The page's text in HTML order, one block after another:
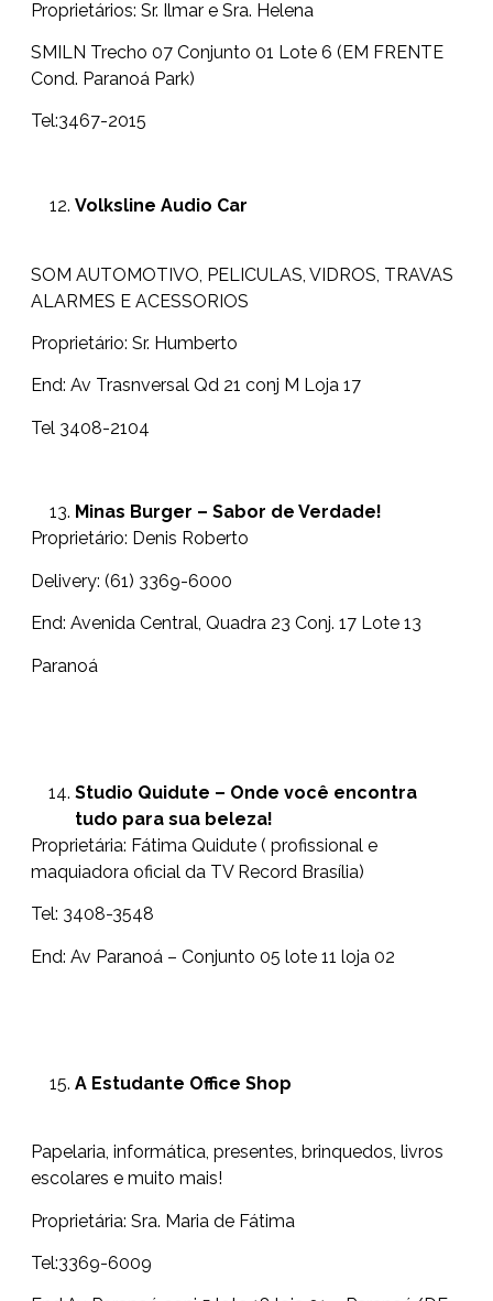
Proprietários: Sr. Ilmar e Sra. Helena
SMILN Trecho 07 Conjunto 01 Lote 6 (EM FRENTE
Cond. Paranoá Park)
Tel:3467-2015
Volksline Audio Car
SOM AUTOMOTIVO, PELICULAS, VIDROS, TRAVAS
ALARMES E ACESSORIOS
Proprietário: Sr. Humberto
End: Av Trasnversal Qd 21 conj M Loja 17
Tel 3408-2104
Minas Burger – Sabor de Verdade!
Proprietário: Denis Roberto
Delivery: (61) 3369-6000
End: Avenida Central, Quadra 23 Conj. 17 Lote 13
Paranoá
Studio Quidute – Onde você encontra
tudo para sua beleza!
Proprietária: Fátima Quidute ( profissional e
maquiadora oficial da TV Record Brasília)
Tel: 3408-3548
End: Av Paranoá – Conjunto 05 lote 11 loja 02
A Estudante Office Shop
Papelaria, informática, presentes, brinquedos, livros
escolares e muito mais!
Proprietária: Sra. Maria de Fátima
Tel:3369-6009